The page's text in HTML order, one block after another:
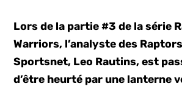
Lors de la partie #3 de la série
Warriors, l’analyste des
Sportsnet, Leo Rautins, est
d’être heurté par une lanterne